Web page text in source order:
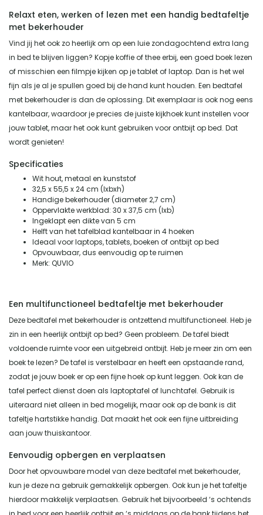
Relaxt eten, werken of lezen met een handig bedtafeltje
met bekerhouder
Vind jij het ook zo heerlijk om op een luie zondagochtend extra lang
in bed te blijven liggen? Kopje koffie of thee erbij, een goed boek lezen
of misschien een filmpje kijken op je tablet of laptop. Dan is het wel
fijn als je al je spullen goed bij de hand kunt houden. Een bedtafel
met bekerhouder is dan de oplossing. Dit exemplaar is ook nog eens
kantelbaar, waardoor je precies de juiste kijkhoek kunt instellen voor
jouw tablet, maar het ook kunt gebruiken voor ontbijt op bed. Dat
wordt genieten!
Specificaties
Wit hout, metaal en kunststof
32,5 x 55,5 x 24 cm (lxbxh)
Handige bekerhouder (diameter 2,7 cm)
Oppervlakte werkblad: 30 x 37,5 cm (lxb)
Ingeklapt een dikte van 5 cm
Helft van het tafelblad kantelbaar in 4 hoeken
Ideaal voor laptops, tablets, boeken of ontbijt op bed
Opvouwbaar, dus eenvoudig op te ruimen
Merk: QUVIO
Een multifunctioneel bedtafeltje met bekerhouder
Deze bedtafel met bekerhouder is ontzettend multifunctioneel. Heb je
zin in een heerlijk ontbijt op bed? Geen probleem. De tafel biedt
voldoende ruimte voor een uitgebreid ontbijt. Heb je meer zin om een
boek te lezen? De tafel is verstelbaar en heeft een opstaande rand,
zodat je jouw boek er op een fijne hoek op kunt leggen. Ook kan de
tafel perfect dienst doen als laptoptafel of lunchtafel. Gebruik is
uiteraard niet alleen in bed mogelijk, maar ook op de bank is dit
tafeltje hartstikke handig. Dat maakt het ook een fijne uitbreiding
aan jouw thuiskantoor.
Eenvoudig opbergen en verplaatsen
Door het opvouwbare model van deze bedtafel met bekerhouder,
kun je deze na gebruik gemakkelijk opbergen. Ook kun je het tafeltje
hierdoor makkelijk verplaatsen. Gebruik het bijvoorbeeld ‘s ochtends